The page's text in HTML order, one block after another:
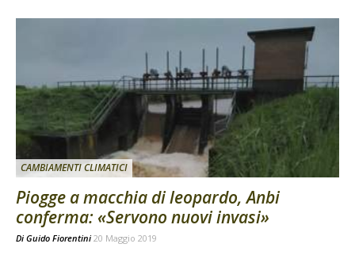
CAMBIAMENTI CLIMATICI
Piogge a macchia di leopardo, Anbi
conferma: «Servono nuovi invasi»
Di Guido Fiorentini 20 Maggio 2019